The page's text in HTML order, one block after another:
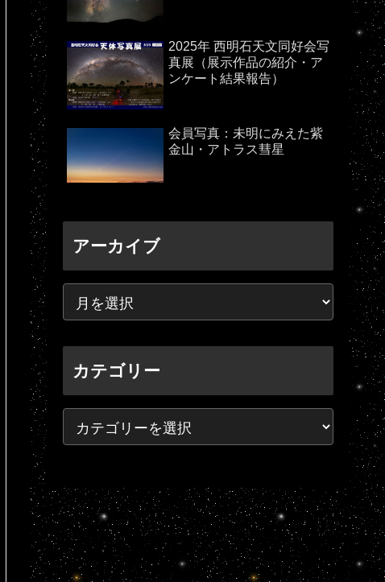
2025年 西明石天文同好会写
真展（展示作品の紹介・ア
ンケート結果報告）
会員写真：未明にみえた紫
金山・アトラス彗星
アーカイブ
カテゴリー